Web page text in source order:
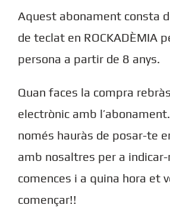
Aquest abonament consta
de teclat en ROCKADÈMIA
persona a partir de 8 anys.
Quan faces la compra
electrònic amb
només hauràs de posar-te
amb nosaltres per a
comences i a quina hora et
començar!!